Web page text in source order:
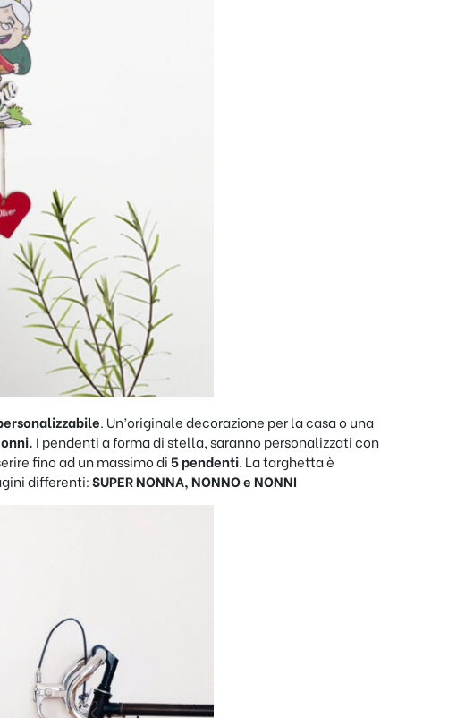
. Un’originale decorazione per la casa o una
I pendenti a forma di stella, saranno personalizzati con
fino ad un massimo di 5 pendenti. La targhetta è
differenti:SUPER NONNA, NONNO e NONNI